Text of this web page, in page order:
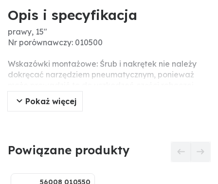
Opis i specyfikacja
prawy, 15"
Nr porównawczy: 010500
Wskazówki montażowe: Śrub i nakrętek nie należy
dokręcać narzędziem pneumatycznym, ponieważ
(pęknięcia związane z napięciem).
Pokaż więcej
Powiązane produkty
56008 010550